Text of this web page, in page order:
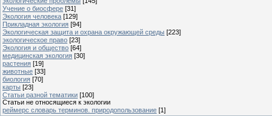
Учение о биосфере [31]
Экология человека [129]
Прикладная экология [94]
Экологическая защита и охрана окружающей среды [223]
экологическое право [23]
Экология и общество [64]
медицинская экология [30]
растения [19]
животные [33]
биология [70]
карты [23]
Статьи разной тематики [100]
Статьи не относящиеся к экологии
реймерс словарь терминов. природопользование [1]